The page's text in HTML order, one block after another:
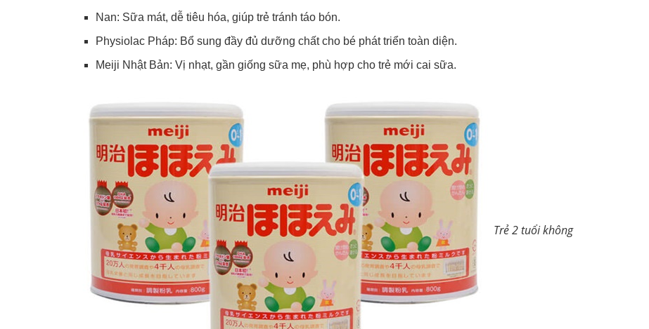
Nan: Sữa mát, dễ tiêu hóa, giúp trẻ tránh táo bón.
Physiolac Pháp: Bổ sung đầy đủ dưỡng chất cho bé phát triển toàn diện.
Meiji Nhật Bản: Vị nhạt, gần giống sữa mẹ, phù hợp cho trẻ mới cai sữa.
Trẻ 2 tuổi không